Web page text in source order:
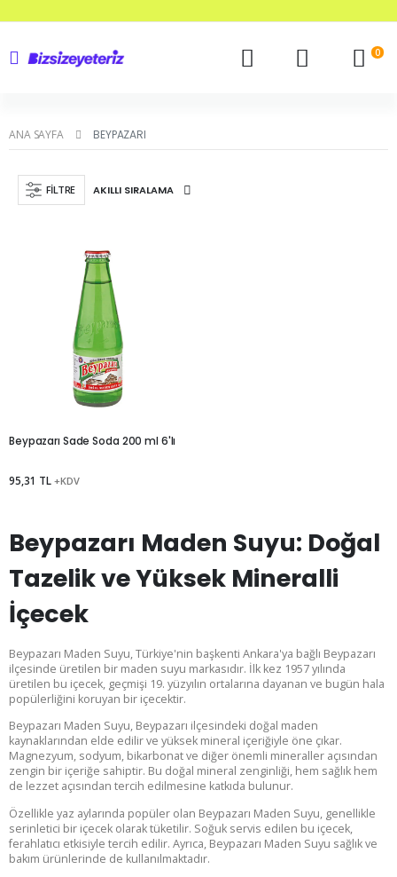
0
ANA SAYFA BEYPAZARI
FILTRE
Beypazarı Sade Soda 200 ml 6'lı
95,31 TL +KDV
Beypazarı Maden Suyu: Doğal
Tazelik ve Yüksek Mineralli
İçecek
Beypazarı Maden Suyu, Türkiye'nin başkenti Ankara'ya bağlı Beypazarı
ilçesinde üretilen bir maden suyu markasıdır. İlk kez 1957 yılında
üretilen bu içecek, geçmişi 19. yüzyılın ortalarına dayanan ve bugün hala
popülerliğini koruyan bir içecektir.
Beypazarı Maden Suyu, Beypazarı ilçesindeki doğal maden
kaynaklarından elde edilir ve yüksek mineral içeriğiyle öne çıkar.
Magnezyum, sodyum, bikarbonat ve diğer önemli mineraller açısından
zengin bir içeriğe sahiptir. Bu doğal mineral zenginliği, hem sağlık hem
de lezzet açısından tercih edilmesine katkıda bulunur.
Özellikle yaz aylarında popüler olan Beypazarı Maden Suyu, genellikle
serinletici bir içecek olarak tüketilir. Soğuk servis edilen bu içecek,
ferahlatıcı etkisiyle tercih edilir. Ayrıca, Beypazarı Maden Suyu sağlık ve
bakım ürünlerinde de kullanılmaktadır.